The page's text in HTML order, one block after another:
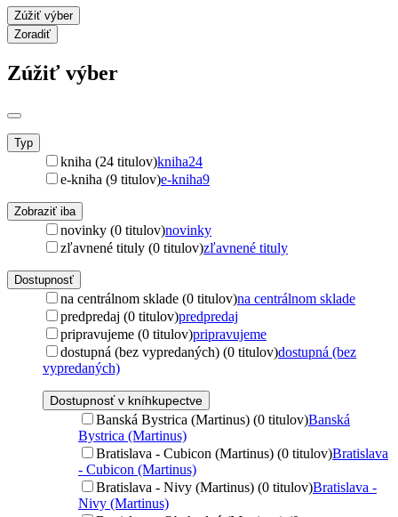
Zúžiť výber
Zoradiť
Zúžiť výber
Typ
kniha (24 titulov)kniha24
e-kniha (9 titulov)e-kniha9
Zobraziť iba
novinky (0 titulov)novinky
zľavnené tituly (0 titulov)zľavnené tituly
Dostupnosť
na centrálnom sklade (0 titulov)na centrálnom sklade
predpredaj (0 titulov)predpredaj
pripravujeme (0 titulov)pripravujeme
dostupná (bez vypredaných) (0 titulov)dostupná (bez
vypredaných)
Dostupnosť v kníhkupectve
Banská Bystrica (Martinus) (0 titulov)Banská
Bystrica (Martinus)
Bratislava - Cubicon (Martinus) (0 titulov)Bratislava
- Cubicon (Martinus)
Bratislava - Nivy (Martinus) (0 titulov)Bratislava -
Nivy (Martinus)